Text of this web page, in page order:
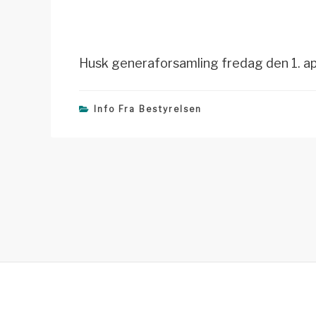
Husk generaforsamling fredag den 1.
Info Fra Bestyrelsen